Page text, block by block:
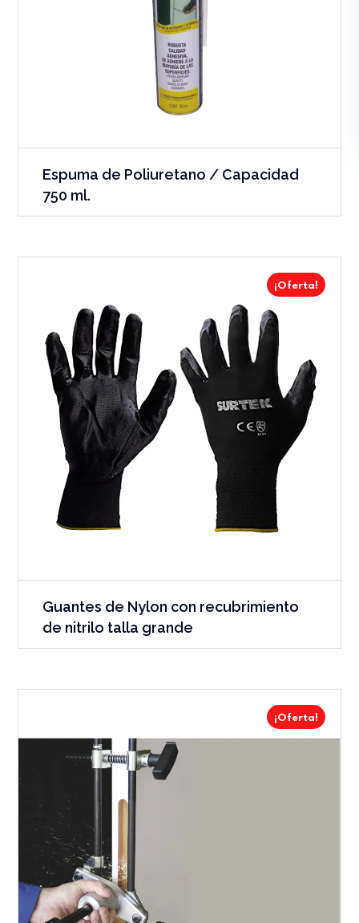
Espuma de Poliuretano / Capacidad
750 ml.
¡Oferta!
Guantes de Nylon con recubrimiento
de nitrilo talla grande
¡Oferta!